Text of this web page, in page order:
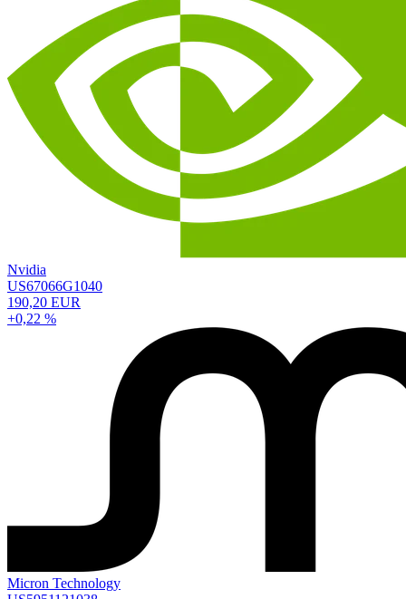
Nvidia
US67066G1040
190,20 EUR
+0,22 %
Micron Technology